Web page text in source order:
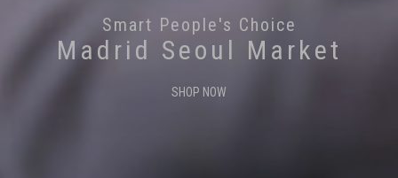
Smart People's Choice
Madrid Seoul Market
SHOP NOW